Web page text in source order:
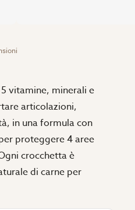
vitamine, minerali e
articolazioni,
in una formula con
proteggere 4 aree
crocchetta è
di carne per